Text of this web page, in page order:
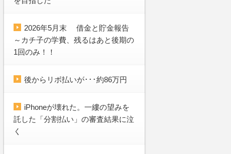
2026年5月末 借金と貯金報告
～カチ子の学費、残るはあと後期の
1回のみ！！
後からリボ払いが･･･約86万円
iPhoneが壊れた。一縷の望みを
託した「分割払い」の審査結果に泣
く